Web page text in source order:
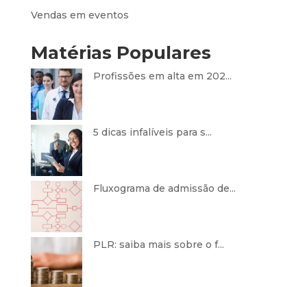
Vendas em eventos
Matérias Populares
Profissões em alta em 202...
5 dicas infalíveis para s...
Fluxograma de admissão de...
PLR: saiba mais sobre o f...